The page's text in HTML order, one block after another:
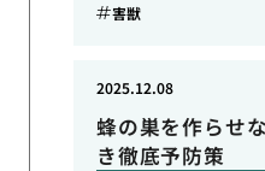
害獣
蜂の巣を作らせ
き徹底予防策
2025.12.08